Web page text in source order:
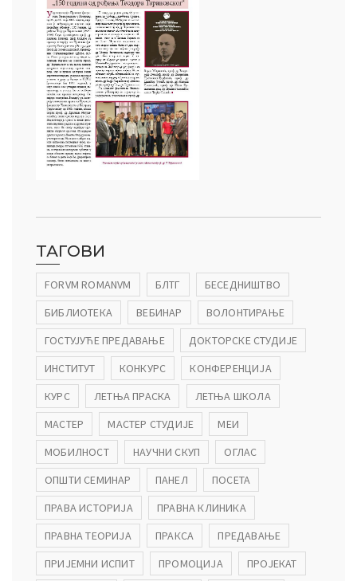
ТАГОВИ
FORVM ROMANVM БЛТГ
БЕСЕДНИШТВО
БИБЛИОТЕКА
ВЕБИНАР
ВОЛОНТИРАЊЕ
ГОСТУЈУЋЕ ПРЕДАВАЊЕ
ДОКТОРСКЕ СТУДИЈЕ
ИНСТИТУТ
КОНКУРС
КОНФЕРЕНЦИЈА
КУРС
ЛЕТЊА ПРАСКА
ЛЕТЊА ШКОЛА
МАСТЕР
МАСТЕР СТУДИЈЕ
МЕИ
МОБИЛНОСТ
НАУЧНИ СКУП
ОГЛАС
ОПШТИ СЕМИНАР
ПАНЕЛ
ПОСЕТА
ПРАВА ИСТОРИЈА
ПРАВНА КЛИНИКА
ПРАВНА ТЕОРИЈА
ПРАКСА
ПРЕДАВАЊЕ
ПРИЈЕМНИ ИСПИТ
ПРОМОЦИЈА
ПРОЈЕКАТ